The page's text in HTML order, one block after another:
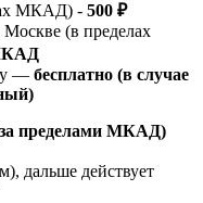
МКАД) - 500 ₽
(в пределах
— бесплатно (в случае
пределами МКАД)
дальше действует